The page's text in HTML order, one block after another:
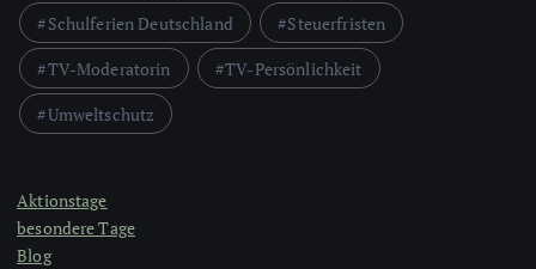
Schulferien Deutschland
Steuerfristen
TV-Moderatorin
TV-Persönlichkeit
Umweltschutz
Aktionstage
besondere Tage
Blog